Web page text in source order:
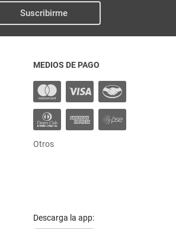
Suscribirme
MEDIOS DE PAGO
Otros
Descarga la app: